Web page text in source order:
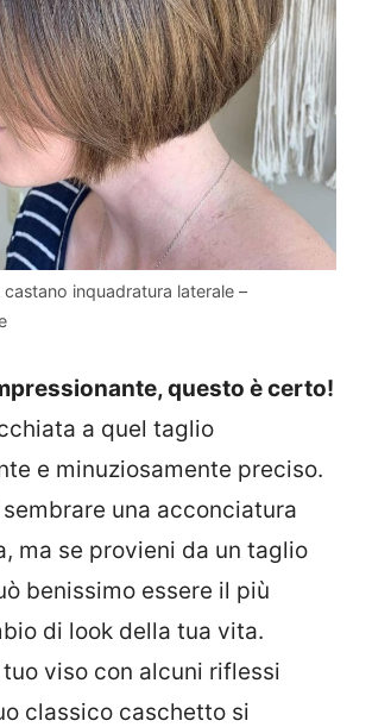
inquadratura laterale –
questo è certo!
a quel taglio
e minuziosamente preciso.
una acconciatura
ma se provieni da un taglio
benissimo essere il più
di look della tua vita.
viso con alcuni riflessi
classico caschetto si